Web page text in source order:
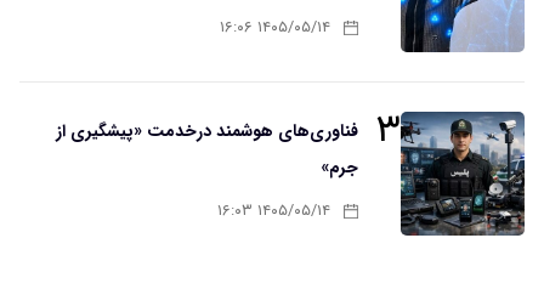
۱۴۰۵/۰۵/۱۴ ۱۶:۰۶
۳
فناوری‌های هوشمند درخدمت «پیشگیری از
جرم»
۱۴۰۵/۰۵/۱۴ ۱۶:۰۳